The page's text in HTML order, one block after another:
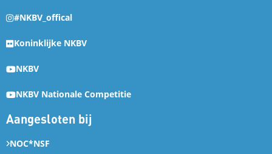
#NKBV_offical
Koninklijke NKBV
NKBV
NKBV Nationale Competitie
Aangesloten bij
NOC*NSF